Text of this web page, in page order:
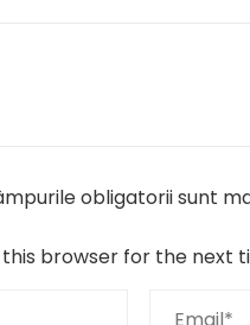
obligatorii sunt
browser for the next